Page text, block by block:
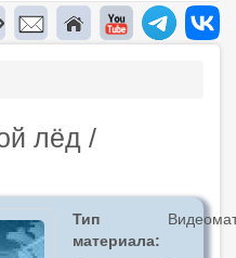
лёд /
Тип
материала